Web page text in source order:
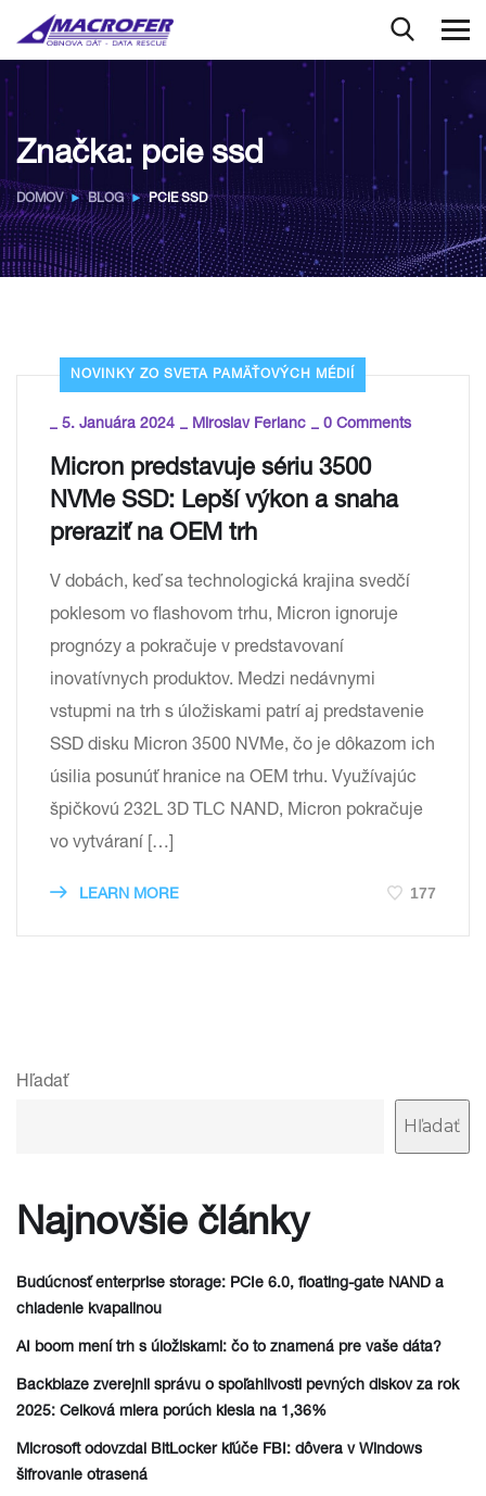
Značka: pcie ssd
DOMOV BLOG PCIE SSD
NOVINKY ZO SVETA PAMÄŤOVÝCH MÉDIÍ
_ 5. Januára 2024 _ Miroslav Ferianc _ 0 Comments
Micron predstavuje sériu 3500
NVMe SSD: Lepší výkon a snaha
preraziť na OEM trh
V dobách, keď sa technologická krajina svedčí
poklesom vo flashovom trhu, Micron ignoruje
prognózy a pokračuje v predstavovaní
inovatívnych produktov. Medzi nedávnymi
vstupmi na trh s úložiskami patrí aj predstavenie
SSD disku Micron 3500 NVMe, čo je dôkazom ich
úsilia posunúť hranice na OEM trhu. Využívajúc
špičkovú 232L 3D TLC NAND, Micron pokračuje
vo vytváraní […]
LEARN MORE 177
Hľadať
Hľadať
Najnovšie články
Budúcnosť enterprise storage: PCIe 6.0, floating-gate NAND a
chladenie kvapalinou
AI boom mení trh s úložiskami: čo to znamená pre vaše dáta?
Backblaze zverejnil správu o spoľahlivosti pevných diskov za rok
2025: Celková miera porúch klesla na 1,36%
Microsoft odovzdal BitLocker kľúče FBI: dôvera v Windows
šifrovanie otrasená